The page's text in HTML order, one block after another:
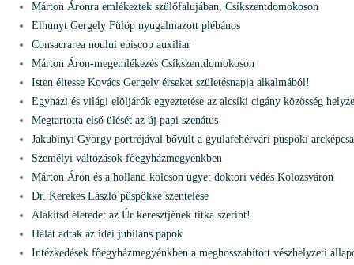
Márton Áronra emlékeztek szülőfalujában, Csíkszentdomokoson
Elhunyt Gergely Fülöp nyugalmazott plébános
Consacrarea noului episcop auxiliar
Márton Áron-megemlékezés Csíkszentdomokoson
Isten éltesse Kovács Gergely érseket születésnapja alkalmából!
Egyházi és világi elöljárók egyeztetése az alcsíki cigány közösség
Megtartotta első ülését az új papi szenátus
Jakubinyi György portréjával bővült a gyulafehérvári püspöki
Személyi változások főegyházmegyénkben
Márton Áron és a holland kölcsön ügye: doktori védés Kolozsváron
Dr. Kerekes László püspökké szentelése
Alakítsd életedet az Úr keresztjének titka szerint!
Hálát adtak az idei jubiláns papok
Intézkedések főegyházmegyénkben a meghosszabított vészhelyzeti